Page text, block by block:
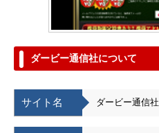
ダービー通信社について
サイト名 ダービー通信社